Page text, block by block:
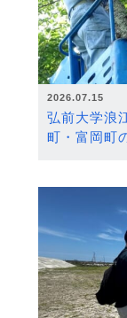
2026.07.15
弘前大学浪
町・富岡町